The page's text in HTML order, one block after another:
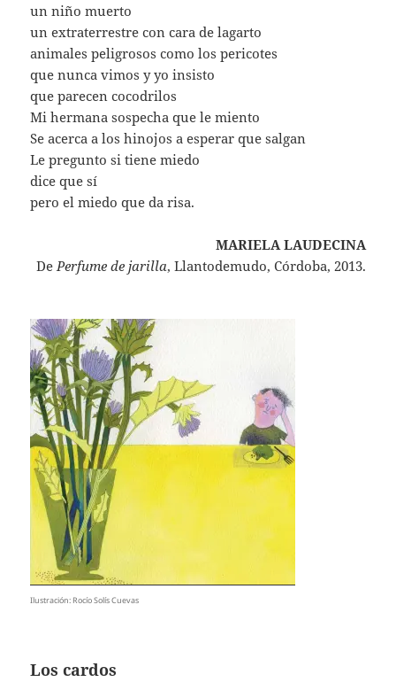
un niño muerto
un extraterrestre con cara de lagarto
animales peligrosos como los pericotes
que nunca vimos y yo insisto
que parecen cocodrilos
Mi hermana sospecha que le miento
Se acerca a los hinojos a esperar que salgan
Le pregunto si tiene miedo
dice que sí
pero el miedo que da risa.
MARIELA LAUDECINA
DePerfume de jarilla, Llantodemudo, Córdoba, 2013.
Ilustración: Rocío Solís Cuevas
Los cardos